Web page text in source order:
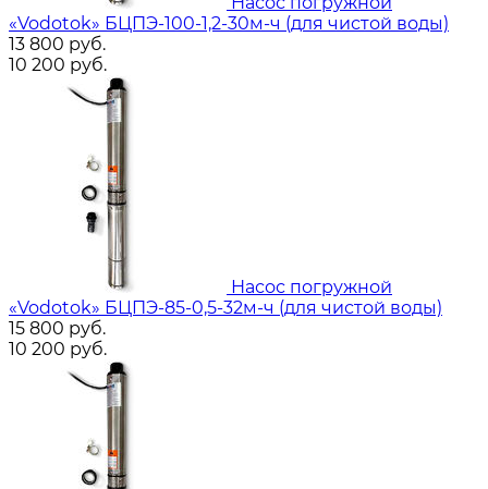
«Vodotok» БЦПЭ-100-1,2-30м-ч (для чистой воды)
13 800 руб.
10 200 руб.
Насос погружной
«Vodotok» БЦПЭ-85-0,5-32м-ч (для чистой воды)
15 800 руб.
10 200 руб.